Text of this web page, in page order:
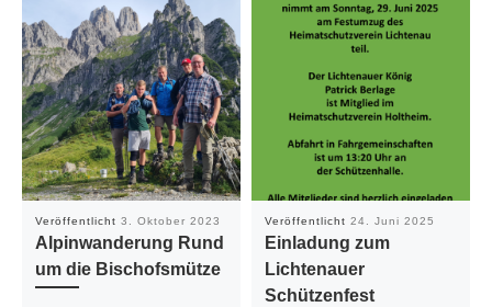
Veröffentlicht 3. Oktober 2023
Alpinwanderung Rund
um die Bischofsmütze
Veröffentlicht 24. Juni 2025
Einladung zum
Lichtenauer
Schützenfest